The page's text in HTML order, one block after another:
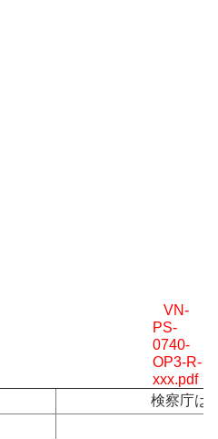
VN-
PS-
0740-
OP3-R-
xxx.pdf
検察庁は,